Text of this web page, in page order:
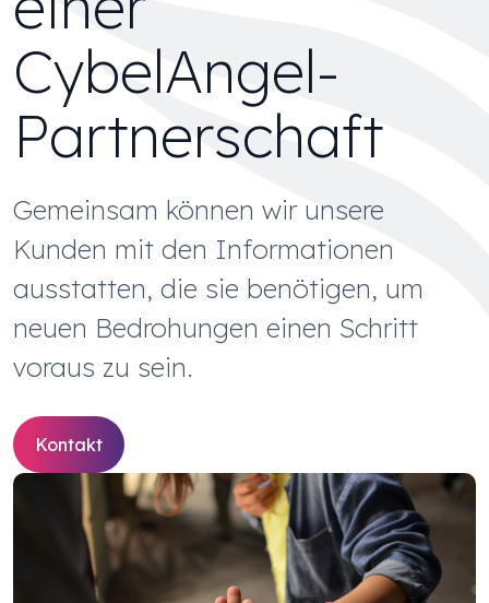
CybelAngel-
Partnerschaft
Gemeinsam können wir unsere
Kunden mit den Informationen
ausstatten, die sie benötigen, um
neuen Bedrohungen einen Schritt
voraus zu sein.
Kontakt